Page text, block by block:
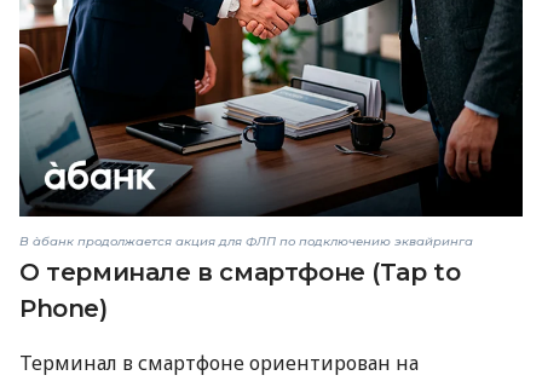
В àбанк продолжается акция для ФЛП по подключению эквайринга
О терминале в смартфоне (Tap to
Phone)
Терминал в смартфоне ориентирован на